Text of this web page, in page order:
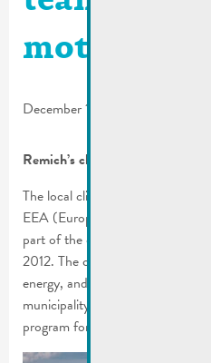
motivated
December 19, 2023
Remich’s climate team is
The local climate team is tasked
EEA (European Energy Award)
part of the climate pact, which
2012. The climate team operates
energy, and mobility, carries out
municipality’s energy and
program for the municipality.